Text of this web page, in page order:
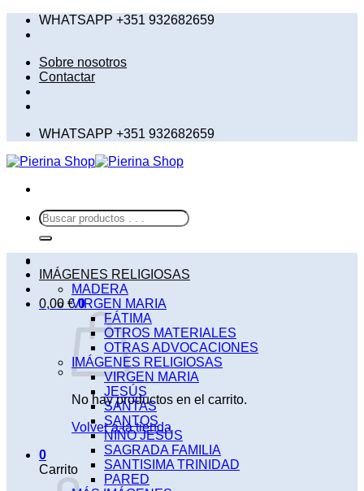
SaltarWHATSAPP +351 932682659
Sobre nosotros
Contactar
WHATSAPP +351 932682659
Buscar
por:
0,00 € 0
No hay productos en el carrito.
Volver a la tienda
0
Carrito
IMÁGENES RELIGIOSAS
MADERA
VIRGEN MARIA
FÁTIMA
OTROS MATERIALES
OTRAS ADVOCACIONES
IMÁGENES RELIGIOSAS
VIRGEN MARIA
JESÚS
SANTAS
SANTOS
NIÑO JESÚS
SAGRADA FAMILIA
SANTISIMA TRINIDAD
PARED